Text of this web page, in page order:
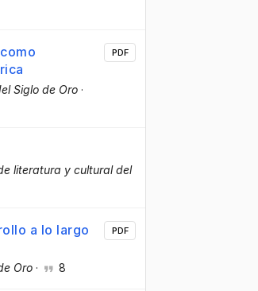
Siglo de Oro ·
PDF
literatura y cultural del
a lo largo
Oro · 8
PDF